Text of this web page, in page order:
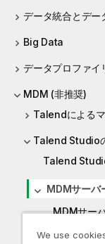
データ統合とデー
Big Data
データプロファイ
MDM (非推奨)
Talendによる
Talend Studio
Talend
MDMサーバ
MDMサー
MDMサー
We use